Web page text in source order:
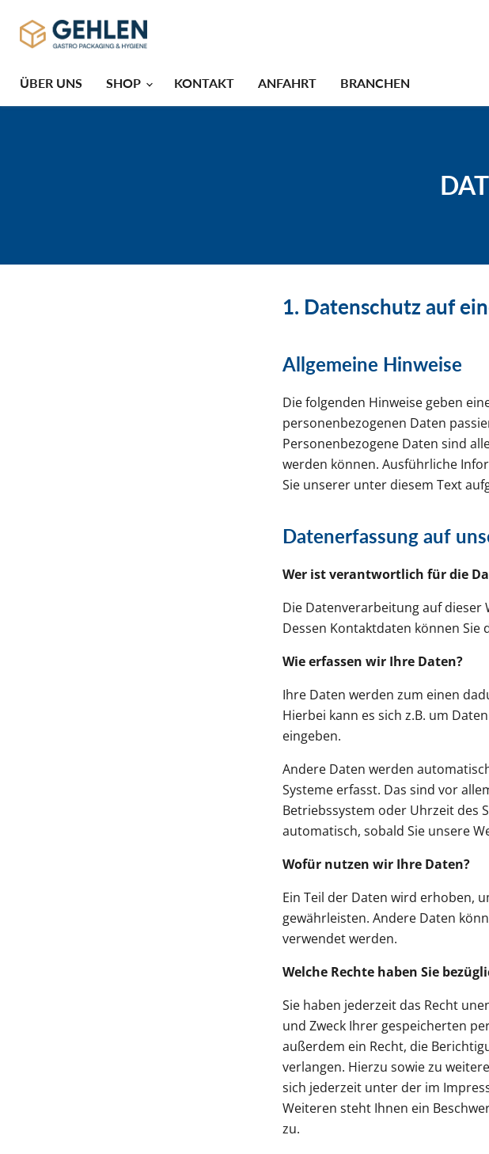
ÜBER UNS SHOP KONTAKT ANFAHRT BRANCHEN
1. Datenschutz auf
Allgemeine Hinweise
Die folgenden Hinweise geben
personenbezogenen Daten
Personenbezogene Daten sind
werden können. Ausführliche
Sie unserer unter diesem Text
Datenerfassung auf
Wer ist verantwortlich für die
Die Datenverarbeitung auf
Dessen Kontaktdaten können
Wie erfassen wir Ihre Daten?
Ihre Daten werden zum einen
Hierbei kann es sich z.B. um
eingeben.
Andere Daten werden
Systeme erfasst. Das sind vor
Betriebssystem oder Uhrzeit des
automatisch, sobald Sie unsere
Wofür nutzen wir Ihre Daten?
Ein Teil der Daten wird erhoben,
gewährleisten. Andere Daten
verwendet werden.
Welche Rechte haben Sie
Sie haben jederzeit das Recht
und Zweck Ihrer gespeicherten
außerdem ein Recht, die
verlangen. Hierzu sowie zu
sich jederzeit unter der im
Weiteren steht Ihnen ein
zu.